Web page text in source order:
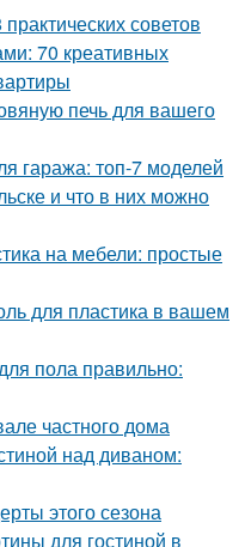
советов
70 креативных
печь для вашего
гаража: топ-7 моделей
и что в них можно
на мебели: простые
для пластика в вашем
пола правильно:
частного дома
над диваном:
этого сезона
для гостиной в